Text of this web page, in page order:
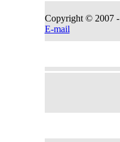
Copyright © 2007 -
E-mail